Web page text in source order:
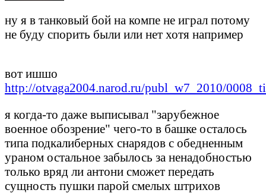
ну я в танковый бой на компе не играл потому
не буду спорить были или нет хотя например
вот ишшо
http://otvaga2004.narod.ru/publ_w7_2010/
я когда-то даже выписывал "зарубежное
военное обозрение" чего-то в башке осталось
типа подкалиберных снарядов с обедненным
ураном остальное забылось за ненадобностью
только вряд ли антони сможет передать
сущность пушки парой смелых штрихов